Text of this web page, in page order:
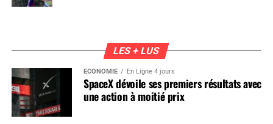
LES + LUS
ÉCONOMIE En Ligne 4 jours
SpaceX dévoile ses premiers résultats avec
une action à moitié prix